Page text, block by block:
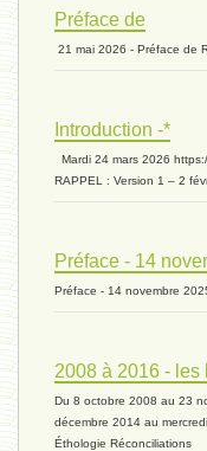
extinction 07 - 18 mai
biomasse - 10 mai
univers 11 - 28 mars
Préface de
21 mai 2026 - Préface de
Introduction -*
Mardi 24 mars 2026
RAPPEL : Version 1 – 2
Préface - 14
Préface - 14 novembre
2008 à 2016 - les
Du 8 octobre 2008 au 23
décembre 2014 au
Éthologie Réconciliations